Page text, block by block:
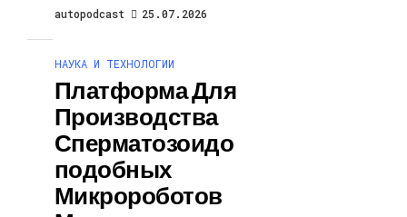
autopodcast 25.07.2026
НАУКА И ТЕХНОЛОГИИ
Платформа Для
Производства
Сперматозоидо
Подобных
Микророботов